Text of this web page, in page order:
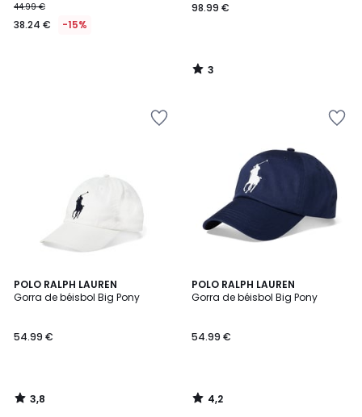
44.99 €
38.24 € -15%
98.99 €
3
/
POLO RALPH LAUREN
Gorra de béisbol Big Pony
54.99 €
3,8
/ 5
3,8
/
POLO RALPH LAUREN
Gorra de béisbol Big Pony
54.99 €
4,2
/ 5
4,2
/